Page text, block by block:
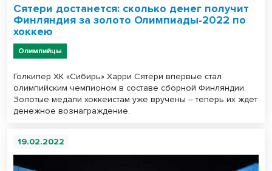
Сятери достанется: сколько денег получит
Финляндия за золото Олимпиады-2022 по
хоккею
Олимпийцы
Голкипер ХК «Сибирь» Харри Сятери впервые стал
олимпийским чемпионом в составе сборной Финляндии.
Золотые медали хоккеистам уже вручены – теперь их ждет
денежное вознаграждение.
19.02.2022